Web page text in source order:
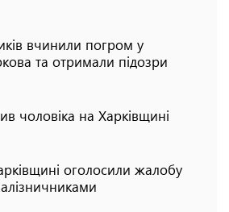
вчинили погром у
та отримали підозри
чоловіка на Харківщині
оголосили жалобу